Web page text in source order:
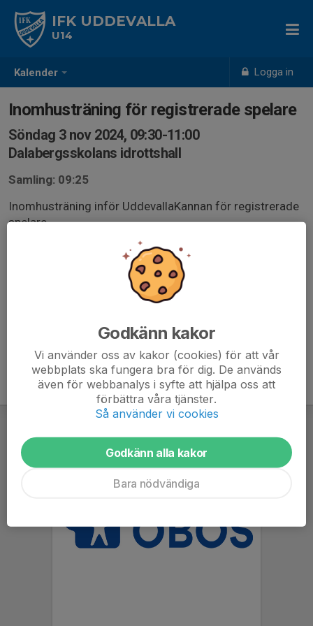
Kalender Logga in
IFK UDDEVALLA
U14
Inomhusträning för registrerade spelare
Söndag 3 nov 2024, 09:30-11:00
Dalabergsskolans idrottshall
Samling: 09:25
Inomhusträning inför UddevallaKannan för registrerade
spelare.
Godkänn kakor
Vi använder oss av kakor (cookies) för att vår
webbplats ska fungera bra för dig. De används
även för webbanalys i syfte att hjälpa oss att
förbättra våra tjänster.
Så använder vi cookies
Godkänn alla kakor
Bara nödvändiga